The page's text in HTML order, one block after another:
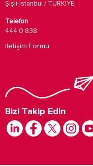
Şişli-İstanbul / TÜRKİYE
Telefon
444 0 838
İletişim Formu
Bizi Takip Edin